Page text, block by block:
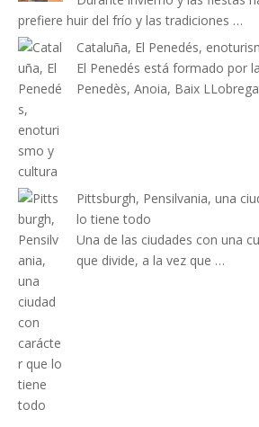
prefiere huir del frío y las tradiciones …
Cataluña, El Penedés,
El Penedés está formado por
Penedès, Anoia, Baix
Pittsburgh, Pensilvania, una
lo tiene todo
Una de las ciudades con una
que divide, a la vez que …